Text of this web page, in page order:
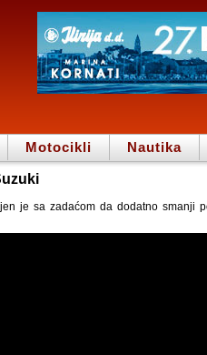
Motocikli Nautika
je sa zadaćom da dodatno smanji